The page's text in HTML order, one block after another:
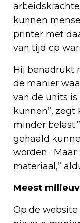
kunnen
printer met
van tijd op
Hij benadrukt
de manier
van de units
kunnen”, zegt
minder
gehaald
worden.
materiaal,”
Meest
Op de